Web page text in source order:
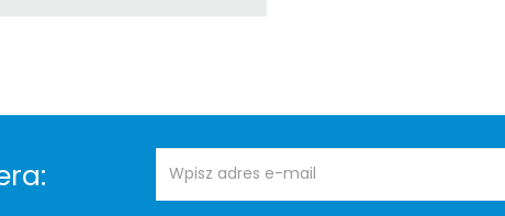
Newsletter
e-
mail: